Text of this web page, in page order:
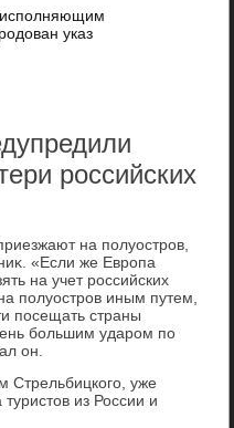
исполняющим
указ
российских
на полуостров,
«Если же Европа
на учет российских
полуостров иным путем,
посещать страны
большим ударом по
он.
Стрельбицкого, уже
из России и